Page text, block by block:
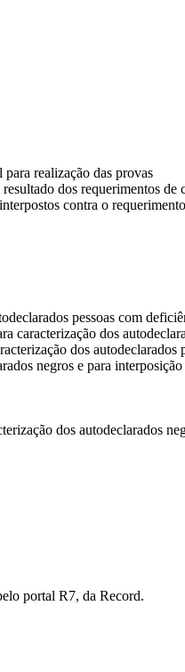
realização das provas
dos requerimentos de
contra o
pessoas com
caracterização dos
dos autodeclarados
negros e para
dos autodeclarados
portal R7, da Record.